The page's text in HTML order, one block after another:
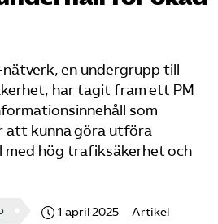
en undergrupp till
har tagit fram ett PM
som
att kunna göra utföra
med hög trafiksäkerhet och
1 april 2025 Artikel